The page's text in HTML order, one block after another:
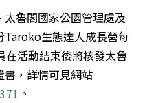
魯閣國家公園管理處及
Taroko生態達人成長營每
在活動結束後將核發太魯
書，詳情可見網站
。